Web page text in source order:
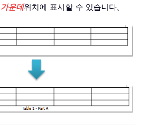
가운데위치에 표시할 수 있습니다。